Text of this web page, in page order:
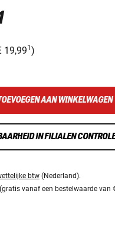
19,991)
AAN WINKELWAGEN
IN FILIALEN
btw (Nederland).
vanaf een bestelwaarde van